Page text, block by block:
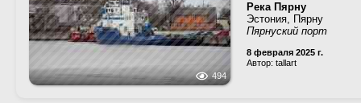
494
Река Пярну
Эстония, Пярну
Пярнуский порт
8 февраля 2025 г.
Автор: tallart